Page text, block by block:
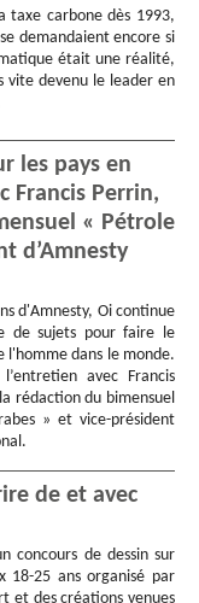
taxe carbone dès 1993,
demandaient encore si
était une réalité,
vite devenu le leader en
les pays en
Francis Perrin,
« Pétrole
d’Amnesty
d'Amnesty, Oi continue
de sujets pour faire le
l'homme dans le monde.
avec Francis
rédaction du bimensuel
» et vice-président
de et avec
concours de dessin sur
18-25 ans organisé par
et des créations venues